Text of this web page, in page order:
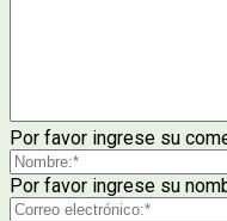
Por favor ingrese su
Por favor ingrese su